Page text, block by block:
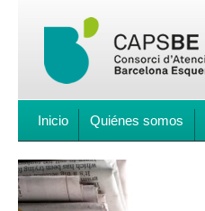
Inicio Quiénes somos